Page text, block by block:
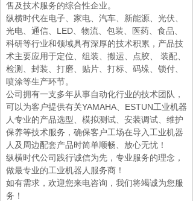
售及技术服务的综合性企业。
纵横时代在电子、家电、汽车、新能源、光伏、
光电、通信、LED、物流、包装、医药、食品、
科研等行业和领域具有深厚的技术积累，产品技
术主要应用于定位、组装、搬运、点胶、 装配、
检测、封装、打磨、贴片、打标、码垛、锁付、
喷涂等生产环节。
公司拥有一支多年从事自动化行业的技术团队，
可以为客户提供有关YAMAHA、ESTUN工业机器
人专业的产品选型、模拟测试、安装调试、维护
保养等技术服务，确保客户工场在导入工业机器
人及周边配套产品时简单顺畅、放心无忧！
纵横时代公司践行诚信为先，专业服务的理念，
做最专业的工业机器人服务商！
如有需求，欢迎您来电咨询，我们将竭诚为您服
务！